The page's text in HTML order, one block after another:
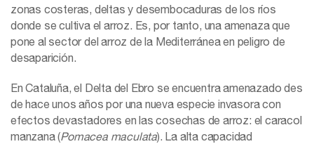
zonas costeras, deltas y desembocaduras de los ríos
donde se cultiva el arroz. Es, por tanto, una amenaza que
pone al sector del arroz de la Mediterránea en peligro de
desaparición.
En Cataluña, el Delta del Ebro se encuentra amenazado des
de hace unos años por una nueva especie invasora con
efectos devastadores en las cosechas de arroz: el caracol
manzana (Pomacea maculata). La alta capacidad